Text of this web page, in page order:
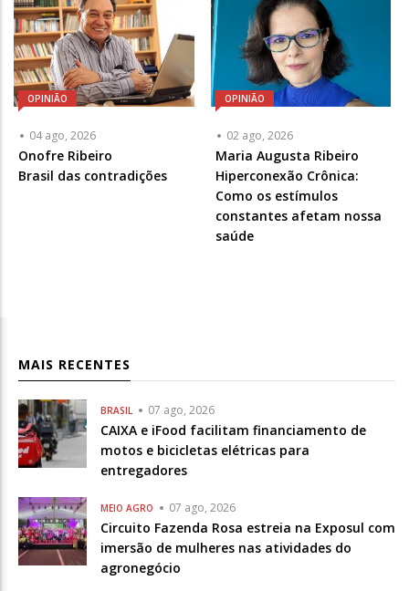
OPINIÃO
04 ago, 2026
Articulista
ou
Onofre Ribeiro
Brasil das contradições
OPINIÃO
02 ago, 2026
Articulista
ou
Chamada
-
Opcional
Maria Augusta Ribeiro
Hiperconexão Crônica:
Como os estímulos
constantes afetam nossa
saúde
MAIS RECENTES
BRASIL 07 ago, 2026
CAIXA e iFood facilitam financiamento de
motos e bicicletas elétricas para
entregadores
MEIO AGRO 07 ago, 2026
Circuito Fazenda Rosa estreia na Exposul com
imersão de mulheres nas atividades do
agronegócio